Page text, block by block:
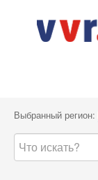
Выбранный регион: